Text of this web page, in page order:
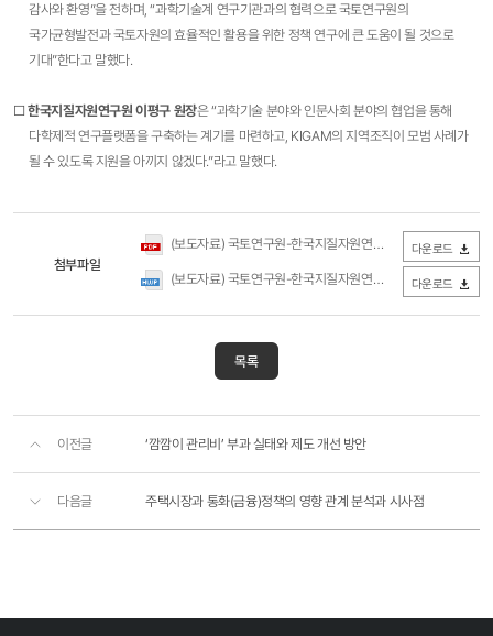
감사와 환영”을 전하며, “과학기술계 연구기관과의 협력으로 국토연구원의
국가균형발전과 국토자원의 효율적인 활용을 위한 정책 연구에 큰 도움이 될 것으로
기대”한다고 말했다.
□한국지질자원연구원 이평구 원장은 “과학기술 분야와 인문사회 분야의 협업을 통해
다학제적 연구플랫폼을 구축하는 계기를 마련하고, KIGAM의 지역조직이 모범 사례가
될 수 있도록 지원을 아끼지 않겠다.”라고 말했다.
첨부파일
(보도자료) 국토연구원-한국지질자원연구원 업무협약 체결(국토연구원).pdf 다운로드
(보도자료) 국토연구원-한국지질자원연구원 업무협약 체결(국토연구원).hwp 다운로드
목록
이전글 ‘깜깜이 관리비’ 부과 실태와 제도 개선 방안
다음글 주택시장과 통화(금융)정책의 영향 관계 분석과 시사점